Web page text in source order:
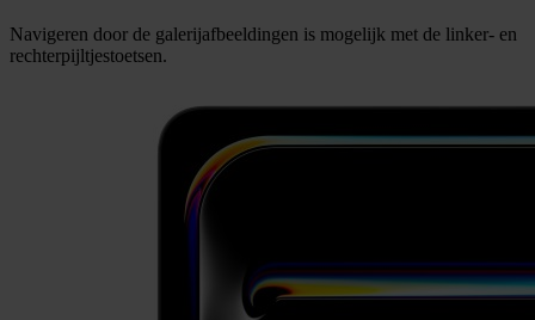
Navigeren door de galerijafbeeldingen is mogelijk met de linker- en
rechterpijltjestoetsen.